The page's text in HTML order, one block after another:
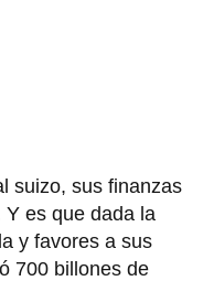
suizo, sus finanzas
es que dada la
y favores a sus
700 billones de